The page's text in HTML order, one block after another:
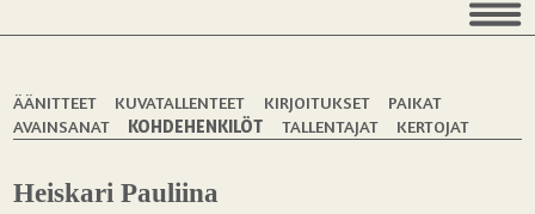
ÄÄNITTEET KUVATALLENTEET KIRJOITUKSET
PAIKAT
AVAINSANAT
KOHDEHENKILÖT TALLENTAJAT KERTOJAT
Heiskari Pauliina